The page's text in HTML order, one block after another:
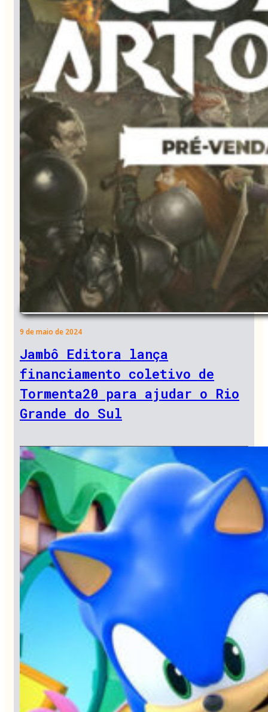
9 de maio de 2024
Jambô Editora lança
financiamento coletivo de
Tormenta20 para ajudar o Rio
Grande do Sul